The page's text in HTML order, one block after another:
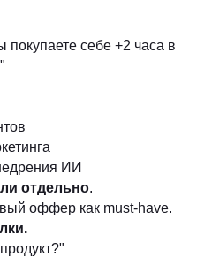
покупаете себе +2 часа в
ИИ
отдельно.
оффер как must-have.